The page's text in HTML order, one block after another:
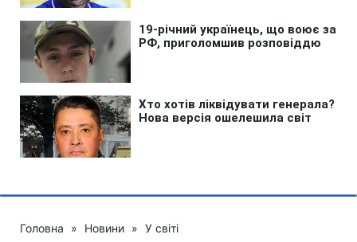
Головна » Новини » У світі